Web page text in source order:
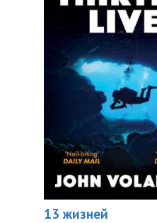
13 жизней